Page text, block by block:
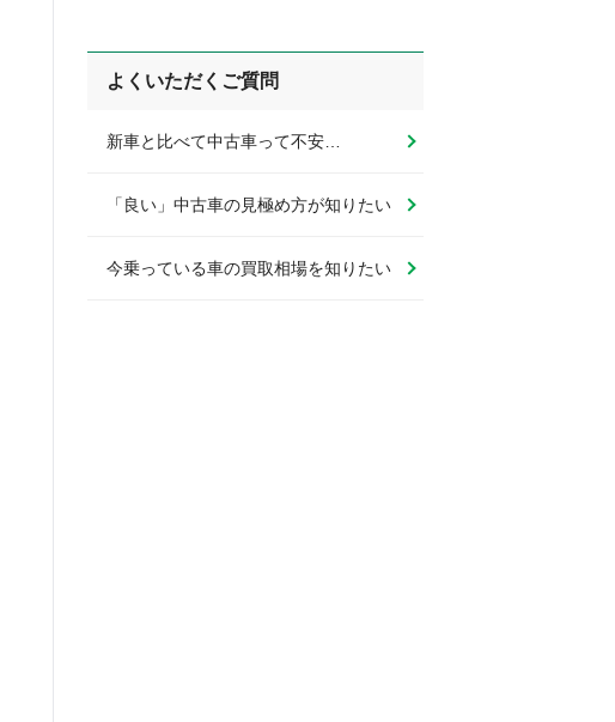
よくいただくご質問
新車と比べて中古車って不安…
「良い」中古車の見極め方が知りたい
今乗っている車の買取相場を知りたい